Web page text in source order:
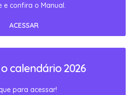
e confira o Manual.
ACESSAR
calendário 2026
para acessar!